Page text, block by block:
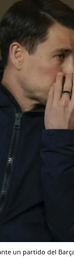
un partido del